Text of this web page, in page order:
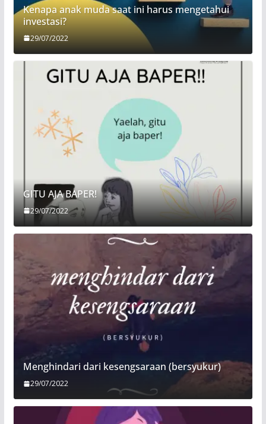
Kenapa anak muda saat ini harus mengetahui
investasi?
29/07/2022
GITU AJA BAPER!
29/07/2022
Menghindari dari kesengsaraan (bersyukur)
29/07/2022